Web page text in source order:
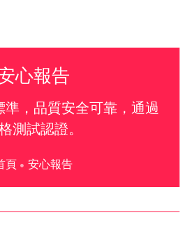
心報告
準，品質安全可靠，通過
測試認證。
頁 安心報告